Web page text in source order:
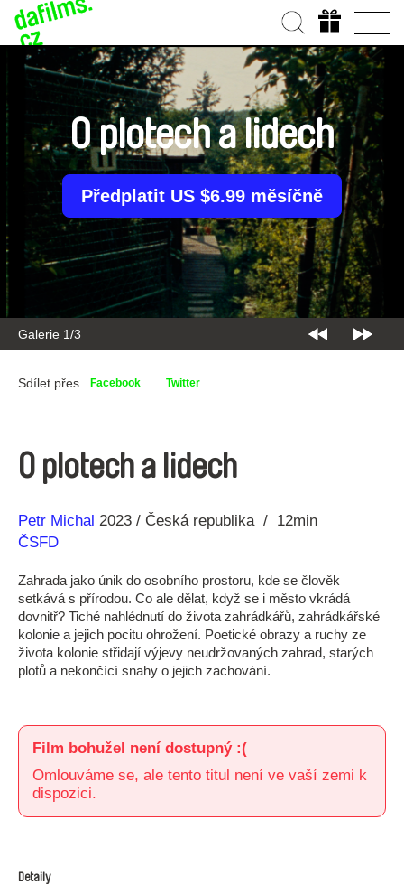
Galerie 2/3
O plotech a lidech
Předplatit US $6.99 měsíčně
Sdílet přes Facebook Twitter
O plotech a lidech
Režie
Petr Michal
Rok 2023 Česká republika
12min
ČSFD
Zahrada jako únik do osobního prostoru, kde se člověk
setkává s přírodou. Co ale dělat, když se i město vkrádá
dovnitř? Tiché nahlédnutí do života zahrádkářů, zahrádkářské
kolonie a jejich pocitu ohrožení. Poetické obrazy a ruchy ze
života kolonie střidají výjevy neudržovaných zahrad, starých
plotů a nekončící snahy o jejich zachování.
Film bohužel není dostupný :(
Omlouváme se, ale tento titul není ve vaší zemi k
dispozici.
Detaily